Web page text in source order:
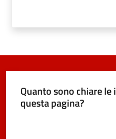
Quanto sono chiare
questa pagina?